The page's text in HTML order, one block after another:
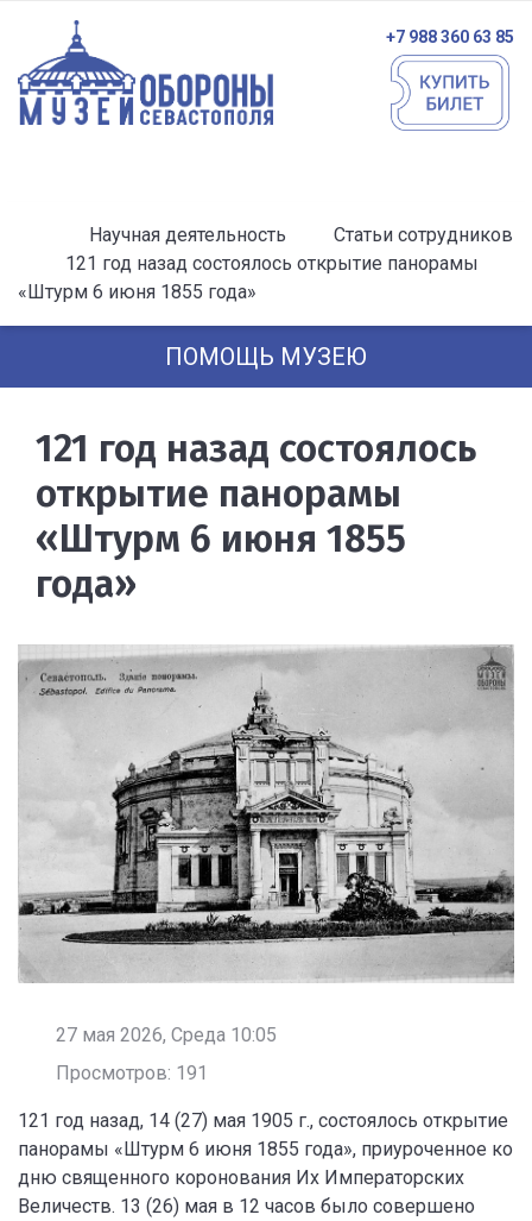
+7 988 360 63 85
Научная деятельность
Статьи сотрудников
121 год назад состоялось открытие панорамы
«Штурм 6 июня 1855 года»
ПОМОЩЬ МУЗЕЮ
121 год назад состоялось
открытие панорамы
«Штурм 6 июня 1855
года»
27 мая 2026, Среда 10:05
Просмотров: 191
121 год назад, 14 (27) мая 1905 г., состоялось открытие
панорамы «Штурм 6 июня 1855 года», приуроченное ко
дню священного коронования Их Императорских
Величеств. 13 (26) мая в 12 часов было совершено